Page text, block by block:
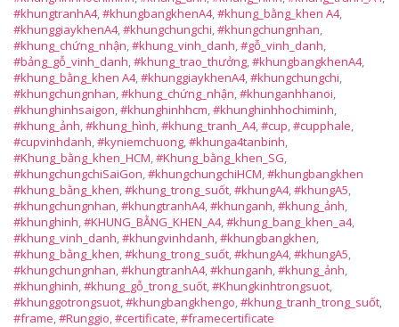
#khungtranhA4,#khungbangkhenA4,#khung_bằng_khen A4,
#khunggiaykhenA4,#khungchungchi,#khungchungnhan,
#khung_chứng_nhận,#khung_vinh_danh,#gỗ_vinh_danh,
#bảng_gỗ_vinh_danh,#khung_trao_thưởng,#khungbangkhenA4,
#khung_bằng_khen A4,#khunggiaykhenA4,#khungchungchi,
#khungchungnhan,#khung_chứng_nhận,#khunganhhanoi,
#khunghinhsaigon,#khunghinhhcm,#khunghinhhochiminh,
#khung_ảnh,#khung_hình,#khung_tranh_A4,#cup,#cupphale,
#cupvinhdanh,#kyniemchuong,#khunga4tanbinh,
#Khung_bằng_khen_HCM,#Khung_bằng_khen_SG,
#khungchungchiSaiGon,#khungchungchiHCM,#khungbangkhen
#khung_bằng_khen,#khung_trong_suốt,#khungA4,#khungA5,
#khungchungnhan,#khungtranhA4,#khunganh,#khung_ảnh,
#khunghinh,#KHUNG_BẰNG_KHEN_A4,#khung_bang_khen_a4,
#khung_vinh_danh,#khungvinhdanh,#khungbangkhen,
#khung_bằng_khen,#khung_trong_suốt,#khungA4,#khungA5,
#khungchungnhan,#khungtranhA4,#khunganh,#khung_ảnh,
#khunghinh,#khung_gỗ_trong_suốt,#Khungkinhtrongsuot,
#khunggotrongsuot,#khungbangkhengo,#khung_tranh_trong_suốt,
#frame,#Runggio,#certificate,#framecertificate